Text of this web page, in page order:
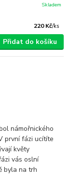
220 Kč/ks
Skladem
Přidat do košíku
námořnického
první fázi ucítíte
květy
vás oslní
byla na trh